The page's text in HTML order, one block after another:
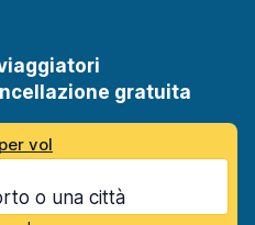
gratuita
vol